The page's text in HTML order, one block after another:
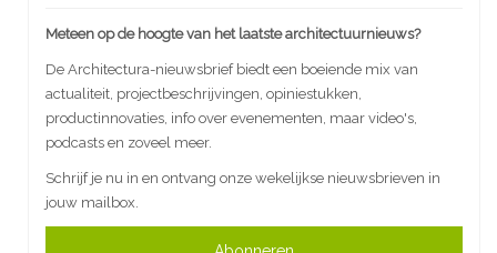
Meteen op de hoogte van het laatste architectuurnieuws?
De Architectura-nieuwsbrief biedt een boeiende mix van
actualiteit, projectbeschrijvingen, opiniestukken,
productinnovaties, info over evenementen, maar video's,
podcasts en zoveel meer.
Schrijf je nu in en ontvang onze wekelijkse nieuwsbrieven in
jouw mailbox.